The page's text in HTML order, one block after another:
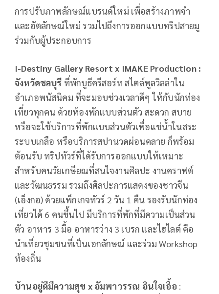
การปรับภาพลักษณ์แบรนด์ใหม่ เพื่อสร้างภาพจำ
และอัตลักษณ์ใหม่ รวมไปถึงการออกแบบทริปสายมู
ร่วมกับผู้ประกอบการ
I-Destiny Gallery Resort x IMAKE Production :
จังหวัดชลบุรี ที่พักบูธีครีสอร์ท สไตล์พูลวิลล่าใน
อำเภอพนัสนิคม ที่จะมอบช่วงเวลาดีๆ ให้กับนักท่อง
เที่ยวทุกคน ด้วยห้องพักแบบส่วนตัว สะดวก สบาย
หรือจะใช้บริการที่พักแบบส่วนตัวเพื่อแช่น้ำในสระ
ระบบเกลือ หรือบริการสปานวดผ่อนคลาย ก็พร้อม
ต้อนรับ ทริปทัวร์ที่ได้รับการออกแบบให้เหมาะ
สำหรับคนวัยเกษียณที่สนใจงานศิลปะ งานคราฟต์
และวัฒนธรรม รวมถึงศิลปะการแสดงของชาวจีน
(เอ็งกอ) ด้วยแพ็กเกจทัวร์ 2 วัน 1 คืน รองรับนักท่อง
เที่ยวได้ 6 คนขึ้นไป มีบริการที่พักที่มีความเป็นส่วน
ตัว อาหาร 3 มื้อ อาหารว่าง 3 เบรก และไฮไลต์ คือ
นำเที่ยวชุมชนที่เป็นเอกลักษณ์ และร่วม Workshop
ท้องถิ่น
บ้านอยู่ดีมีความสุข x อัมพาวรรณ อินใจเอื้อ: